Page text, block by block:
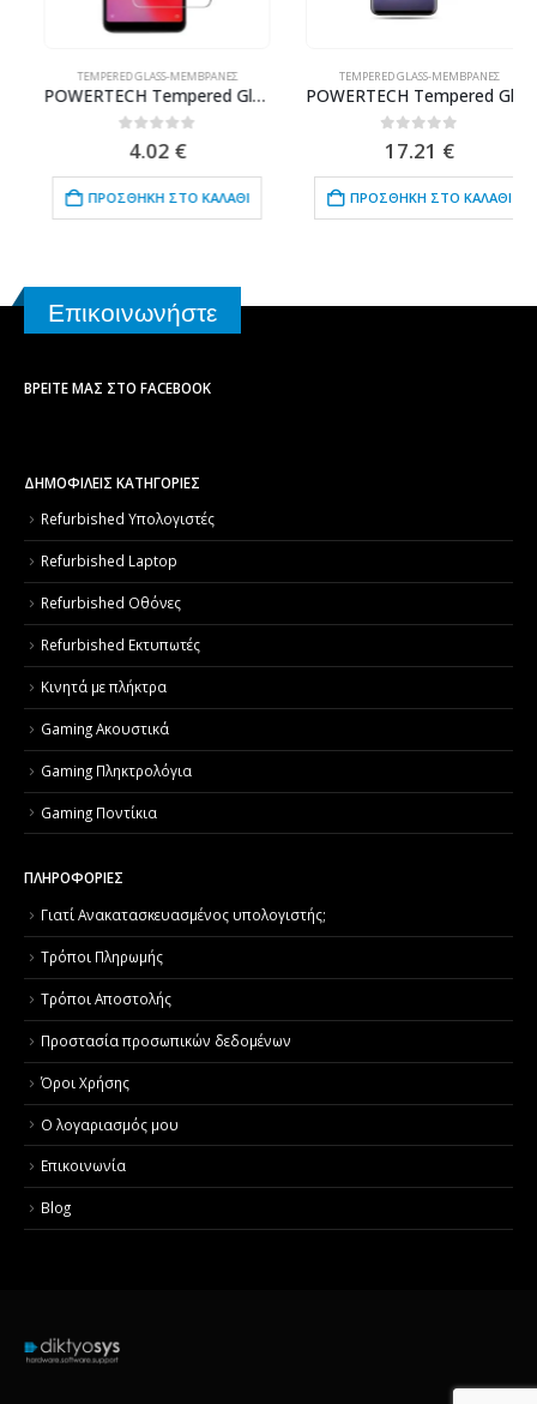
TEMPERED GLASS-ΜΕΜΒΡΆΝΕΣ
POWERTECH Tempered Glass 9H(0.33MM), για Xiaomi Redmi 6/6A
out of 5
4.02€
ΠΡΟΣΘΉΚΗ ΣΤΟ ΚΑΛΆΘΙ
TEMPERED GLASS-ΜΕΜΒΡΆΝΕΣ
POWERTECH Tempered Glass 3D TGC-0076 Samsung S8 Plus, Full glue, μαύρο
out of 5
17.21€
ΠΡΟΣΘΉΚΗ ΣΤΟ ΚΑΛΆΘΙ
Επικοινωνήστε
ΒΡΕΊΤΕ ΜΑΣ ΣΤΟ FACEBOOK
ΔΗΜΟΦΙΛΕΙΣ ΚΑΤΗΓΟΡΙΕΣ
Refurbished Υπολογιστές
Refurbished Laptop
Refurbished Οθόνες
Refurbished Εκτυπωτές
Κινητά με πλήκτρα
Gaming Ακουστικά
Gaming Πληκτρολόγια
Gaming Ποντίκια
ΠΛΗΡΟΦΟΡΙΕΣ
Γιατί Aνακατασκευασμένος υπολογιστής;
Τρόποι Πληρωμής
Τρόποι Αποστολής
Προστασία προσωπικών δεδομένων
Όροι Χρήσης
Ο λογαριασμός μου
Επικοινωνία
Blog